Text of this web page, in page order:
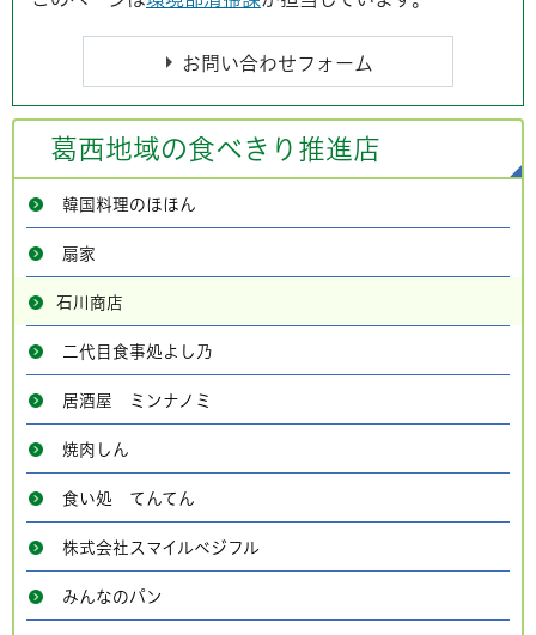
葛西地域の食べきり推進店
韓国料理のほほん
扇家
石川商店
二代目食事処よし乃
居酒屋 ミンナノミ
焼肉しん
食い処 てんてん
株式会社スマイルベジフル
みんなのパン